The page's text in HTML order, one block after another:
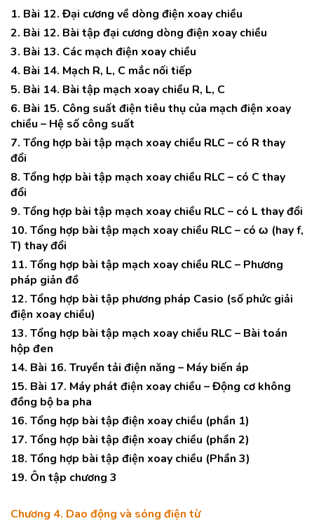
1. Bài 12. Đại cương về dòng điện xoay chiều
2. Bài 12. Bài tập đại cương dòng điện xoay chiều
3. Bài 13. Các mạch điện xoay chiều
4. Bài 14. Mạch R, L, C mắc nối tiếp
5. Bài 14. Bài tập mạch xoay chiều R, L, C
6. Bài 15. Công suất điện tiêu thụ của mạch điện xoay
chiều – Hệ số công suất
7. Tổng hợp bài tập mạch xoay chiều RLC – có R thay
đổi
8. Tổng hợp bài tập mạch xoay chiều RLC – có C thay
đổi
9. Tổng hợp bài tập mạch xoay chiều RLC – có L thay đổi
10. Tổng hợp bài tập mạch xoay chiều RLC – có ω (hay f,
T) thay đổi
11. Tổng hợp bài tập mạch xoay chiều RLC – Phương
pháp giản đồ
12. Tổng hợp bài tập phương pháp Casio (số phức giải
điện xoay chiều)
13. Tổng hợp bài tập mạch xoay chiều RLC – Bài toán
hộp đen
14. Bài 16. Truyền tải điện năng – Máy biến áp
15. Bài 17. Máy phát điện xoay chiều – Động cơ không
đồng bộ ba pha
16. Tổng hợp bài tập điện xoay chiều (phần 1)
17. Tổng hợp bài tập điện xoay chiều (phần 2)
18. Tổng hợp bài tập điện xoay chiều (Phần 3)
19. Ôn tập chương 3
Chương 4. Dao động và sóng điện từ